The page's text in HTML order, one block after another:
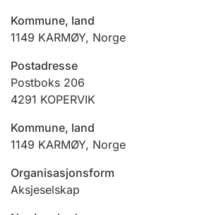
Ektepaktveileder
Offentlig sektor
Andre tema
Kommune, land
1149 KARMØY, Norge
Postadresse
Postboks 206
4291 KOPERVIK
Kommune, land
1149 KARMØY, Norge
Organisasjonsform
Aksjeselskap